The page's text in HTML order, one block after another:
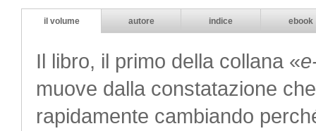
il volume autore indice ebook
Il libro, il primo della collana «
muove dalla constatazione
rapidamente cambiando